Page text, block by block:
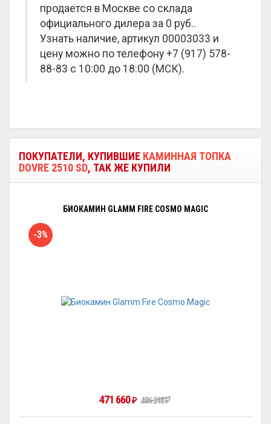
продается в Москве со склада
официального дилера за 0 руб..
Узнать наличие, артикул 00003033 и
цену можно по телефону +7 (917) 578-
88-83 с 10:00 до 18:00 (МСК).
ПОКУПАТЕЛИ, КУПИВШИЕ КАМИННАЯ ТОПКА
DOVRE 2510 SD, ТАК ЖЕ КУПИЛИ
БИОКАМИН GLAMM FIRE COSMO MAGIC
-3%
471 660₽ 486 248₽